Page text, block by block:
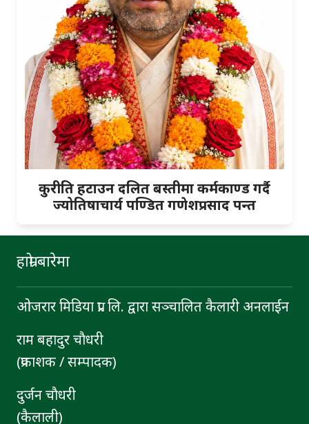
कुरीति हटाउन दलित बस्तीमा कर्मकाण्ड गर्दै
ज्योतिषाचार्य पण्डित गणेशप्रसाद पन्त
हाम्रो बारेमा
ओजरार मिडिया प्रा. लि. द्वारा सञ्चालित कैलारी अनलाईन
राम बहादुर चाैधरी
(प्रकाशक / सम्पादक)
दुर्जन चाैधरी
(कैलाली)